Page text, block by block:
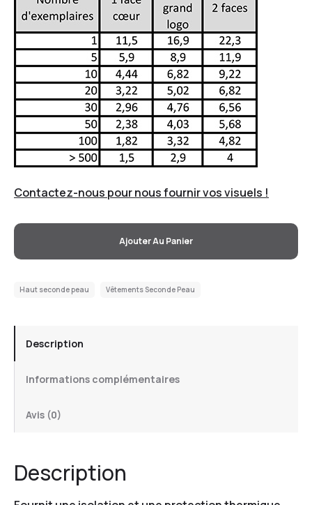
Contactez-nous pour nous fournir vos visuels !
Ajouter Au Panier
Haut seconde peau Vêtements Seconde Peau
Description
Informations complémentaires
Avis (0)
Description